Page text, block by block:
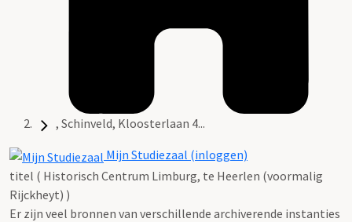
, Schinveld, Kloosterlaan 4...
Mijn Studiezaal (inloggen)
titel ( Historisch Centrum Limburg, te Heerlen (voormalig
Rijckheyt) )
Er zijn veel bronnen van verschillende archiverende instanties